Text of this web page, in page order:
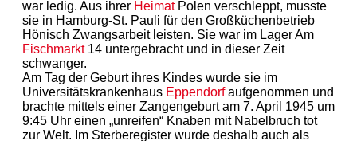
war ledig. Aus ihrer HeimatPolen verschleppt, musste
sie in Hamburg-St. Pauli für den Großküchenbetrieb
Hönisch Zwangsarbeit leisten. Sie war im Lager Am
Fischmarkt14 untergebracht und in dieser Zeit
schwanger.
Am Tag der Geburt ihres Kindes wurde sie im
Universitätskrankenhaus Eppendorfaufgenommen und
brachte mittels einer Zangengeburt am 7. April 1945 um
9:45 Uhr einen „unreifen“ Knaben mit Nabelbruch tot
zur Welt. Im Sterberegister wurde deshalb auch als